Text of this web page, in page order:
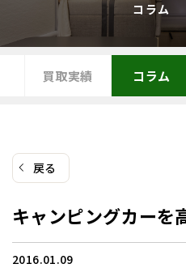
プ
コラム
買取実績 コラム
戻る
キャンピングカーを
2016.01.09